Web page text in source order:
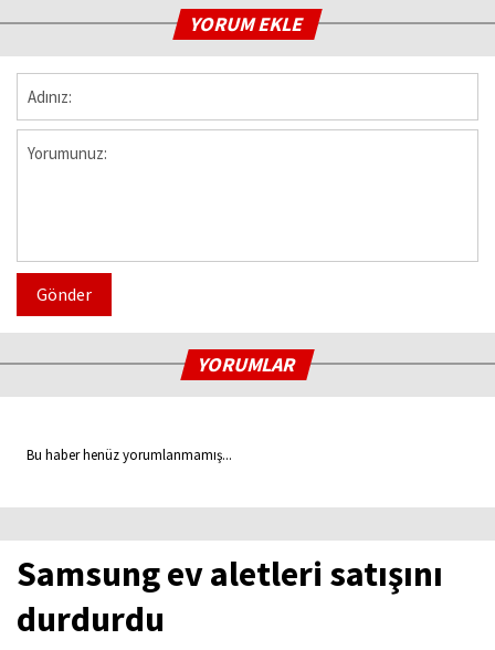
YORUM EKLE
Gönder
YORUMLAR
Bu haber henüz yorumlanmamış...
Samsung ev aletleri satışını
durdurdu